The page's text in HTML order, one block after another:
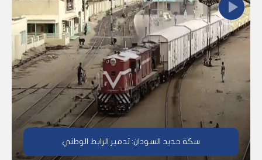
سكة حديد السودان: تدمير الرابط الوطني